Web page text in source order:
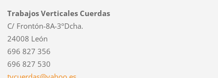
Trabajos Verticales Cuerdas
C/ Frontón-8A-3ºDcha.
24008 León
696 827 356
696 827 530